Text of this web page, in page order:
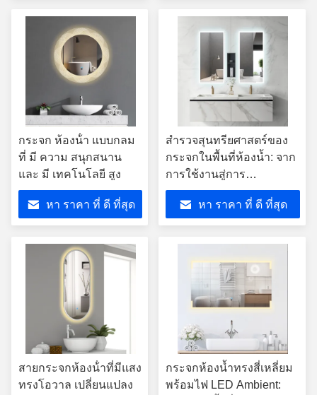
กระจก ห้องน้ํา แบบกลม
ที่ มี ความ สนุกสนาน
และ มี เทคโนโลยี สูง
หา ราคา ที่ ดี ที่สุด
สำรวจสุนทรียศาสตร์ของ
กระจกในพื้นที่ห้องน้ำ: จาก
การใช้งานสู่การ
เปลี่ยนแปลงทางศิลปะ
หา ราคา ที่ ดี ที่สุด
สายกระจกห้องน้ําที่มีแสง
ทรงโอวาล เปลี่ยนแปลง
กระจกห้องน้ำทรงสี่เหลี่ยม
พร้อมไฟ LED Ambient: